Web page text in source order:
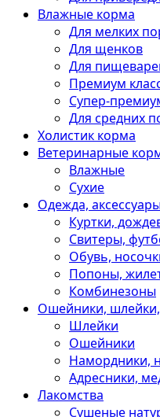
Влажные корма
Для мелких
Для щенков
Для
Премиум
Супер-
Для средних
Холистик корма
Ветеринарные
Влажные
Сухие
Одежда,
Куртки,
Свитеры,
Обувь,
Попоны,
Комбинезоны
Ошейники,
Шлейки
Ошейники
Намордники,
Адресники,
Лакомства
Сушеные